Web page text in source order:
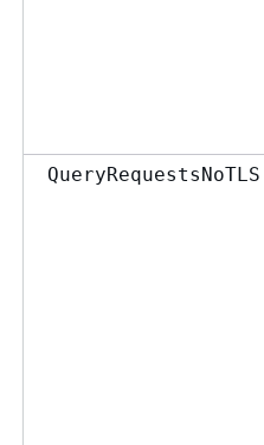
QueryRequestsNoTLS